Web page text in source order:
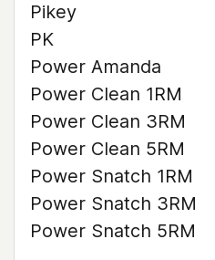
Pikey
PK
Power Amanda
Power Clean 1RM
Power Clean 3RM
Power Clean 5RM
Power Snatch 1RM
Power Snatch 3RM
Power Snatch 5RM